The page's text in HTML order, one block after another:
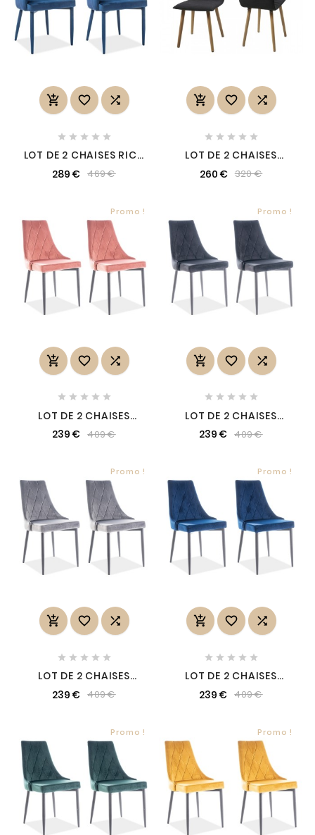
  
    
LOT DE 2 CHAISES RICA
QUALITÉ, COULEUR
289 € 469 €
  
    
LOT DE 2 CHAISES
FONCÉ, KENZI
260 € 320 €
Promo !
  
    
LOT DE 2 CHAISES
VELOURS DE QUALITÉ,
239 € 409 €
Promo !
  
    
LOT DE 2 CHAISES
VELOURS DE QUALITÉ,
239 € 409 €
Promo !
  
    
LOT DE 2 CHAISES
VELOURS DE QUALITÉ,
239 € 409 €
Promo !
  
    
LOT DE 2 CHAISES
VELOURS DE QUALITÉ,
239 € 409 €
Promo ! Promo !